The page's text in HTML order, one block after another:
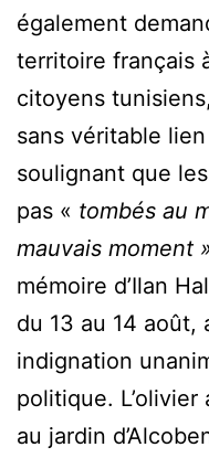
également
territoire français
citoyens
sans véritable
soulignant que
pas « tombés au
mauvais moment
mémoire d’Ilan
du 13 au 14 août,
indignation
politique.
au jardin